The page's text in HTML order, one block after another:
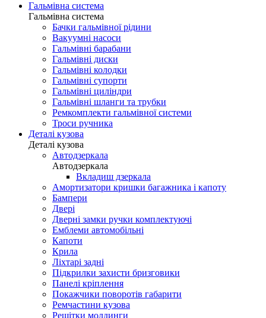
Гальмівна система
Гальмівна система
Бачки гальмівної рідини
Вакуумні насоси
Гальмівні барабани
Гальмівні диски
Гальмівні колодки
Гальмівні супорти
Гальмівні циліндри
Гальмівні шланги та трубки
Ремкомплекти гальмівної системи
Троси ручника
Деталі кузова
Деталі кузова
Автодзеркала
Автодзеркала
Вкладиш дзеркала
Амортизатори кришки багажника і капоту
Бампери
Двері
Дверні замки ручки комплектуючі
Емблеми автомобільні
Капоти
Крила
Ліхтарі задні
Підкрилки захисти бризговики
Панелі кріплення
Покажчики поворотів габарити
Ремчастини кузова
Решітки молдинги